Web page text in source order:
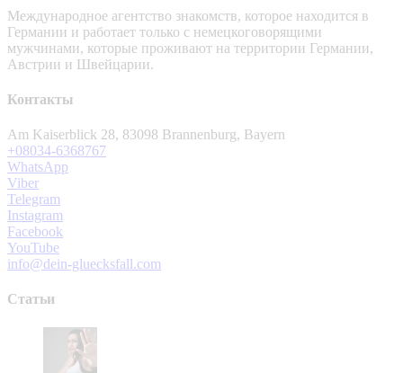
Международное агентство знакомств, которое находится в
Германии и работает только с немецкоговорящими
мужчинами, которые проживают на территории Германии,
Австрии и Швейцарии.
Контакты
Am Kaiserblick 28, 83098 Brannenburg, Bayern
+08034-6368767
WhatsApp
Viber
Telegram
Instagram
Facebook
YouTube
info@dein-gluecksfall.com
Статьи